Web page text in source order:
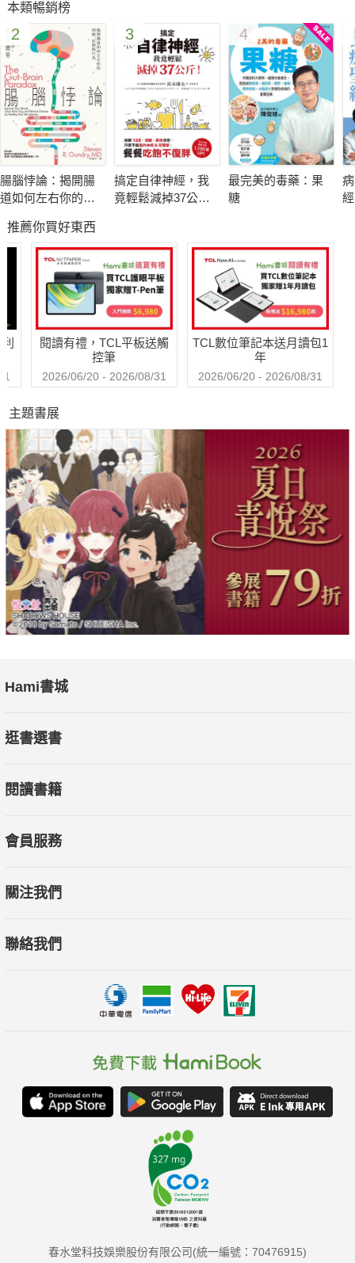
200種 水果食療老偏方，祖傳養生智慧
哈密瓜＋蓮藕榨汁，以溫水沖服→有效緩解咳嗽
本類暢銷榜
2
腸腦悖論：揭開腸
道如何左右你的情
3
搞定自律神經，我
竟輕鬆減掉37公
要平衡腦內神經&荷
爾蒙，餐餐吃飽不
復胖
4
最完美的毒藥：果
糖
推薦你買好東西
閱讀有禮，TCL平板送觸
控筆
2026/06/20 - 2026/08/31
TCL數位筆記本送月讀包1
年
2026/06/20 - 2026/08/31
主題書展
Hami書城
逛書選書
閱讀書籍
會員服務
關注我們
聯絡我們
春水堂科技娛樂股份有限公司(統一編號：70476915)